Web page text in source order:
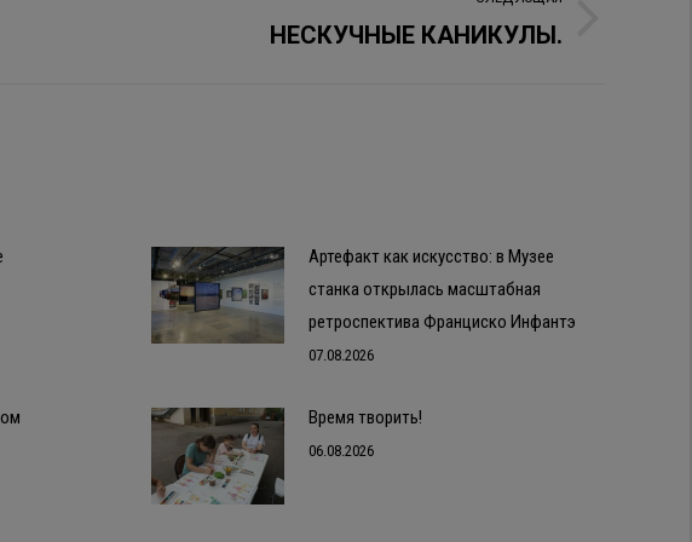
НЕСКУЧНЫЕ КАНИКУЛЫ.
Артефакт как искусство: в Музее
станка открылась масштабная
ретроспектива Франциско Инфантэ
07.08.2026
Время творить!
06.08.2026